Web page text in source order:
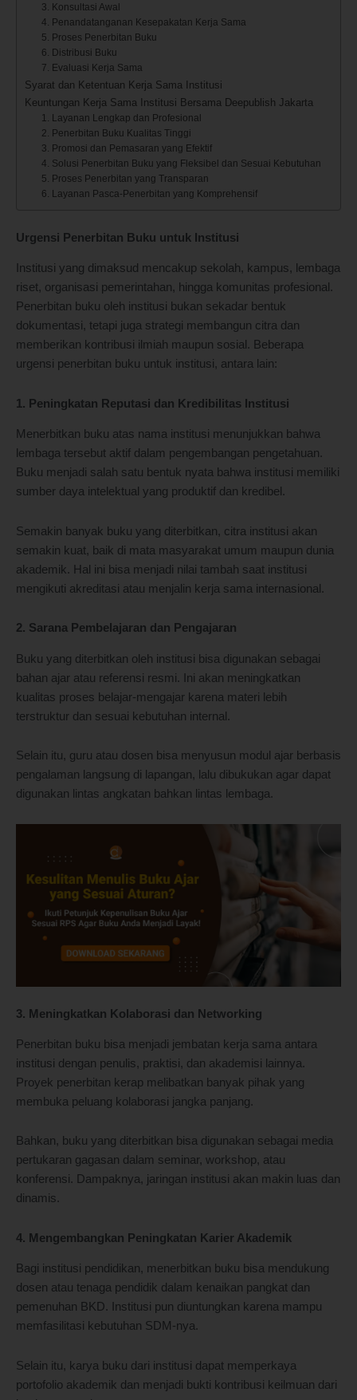
3. Konsultasi Awal
4. Penandatanganan Kesepakatan Kerja Sama
5. Proses Penerbitan Buku
6. Distribusi Buku
7. Evaluasi Kerja Sama
Syarat dan Ketentuan Kerja Sama Institusi
Keuntungan Kerja Sama Institusi Bersama Deepublish Jakarta
1. Layanan Lengkap dan Profesional
2. Penerbitan Buku Kualitas Tinggi
3. Promosi dan Pemasaran yang Efektif
4. Solusi Penerbitan Buku yang Fleksibel dan Sesuai Kebutuhan
5. Proses Penerbitan yang Transparan
6. Layanan Pasca-Penerbitan yang Komprehensif
Urgensi Penerbitan Buku untuk Institusi
Institusi yang dimaksud mencakup sekolah, kampus, lembaga
riset, organisasi pemerintahan, hingga komunitas profesional.
Penerbitan buku oleh institusi bukan sekadar bentuk
dokumentasi, tetapi juga strategi membangun citra dan
memberikan kontribusi ilmiah maupun sosial. Beberapa
urgensi penerbitan buku untuk institusi, antara lain:
1. Peningkatan Reputasi dan Kredibilitas Institusi
Menerbitkan buku atas nama institusi menunjukkan bahwa
lembaga tersebut aktif dalam pengembangan pengetahuan.
Buku menjadi salah satu bentuk nyata bahwa institusi memiliki
sumber daya intelektual yang produktif dan kredibel.
Semakin banyak buku yang diterbitkan, citra institusi akan
semakin kuat, baik di mata masyarakat umum maupun dunia
akademik. Hal ini bisa menjadi nilai tambah saat institusi
mengikuti akreditasi atau menjalin kerja sama internasional.
2. Sarana Pembelajaran dan Pengajaran
Buku yang diterbitkan oleh institusi bisa digunakan sebagai
bahan ajar atau referensi resmi. Ini akan meningkatkan
kualitas proses belajar-mengajar karena materi lebih
terstruktur dan sesuai kebutuhan internal.
Selain itu, guru atau dosen bisa menyusun modul ajar berbasis
pengalaman langsung di lapangan, lalu dibukukan agar dapat
digunakan lintas angkatan bahkan lintas lembaga.
3. Meningkatkan Kolaborasi dan Networking
Penerbitan buku bisa menjadi jembatan kerja sama antara
institusi dengan penulis, praktisi, dan akademisi lainnya.
Proyek penerbitan kerap melibatkan banyak pihak yang
membuka peluang kolaborasi jangka panjang.
Bahkan, buku yang diterbitkan bisa digunakan sebagai media
pertukaran gagasan dalam seminar, workshop, atau
konferensi. Dampaknya, jaringan institusi akan makin luas dan
dinamis.
4. Mengembangkan Peningkatan Karier Akademik
Bagi institusi pendidikan, menerbitkan buku bisa mendukung
dosen atau tenaga pendidik dalam kenaikan pangkat dan
pemenuhan BKD. Institusi pun diuntungkan karena mampu
memfasilitasi kebutuhan SDM-nya.
Selain itu, karya buku dari institusi dapat memperkaya
portofolio akademik dan menjadi bukti kontribusi keilmuan dari